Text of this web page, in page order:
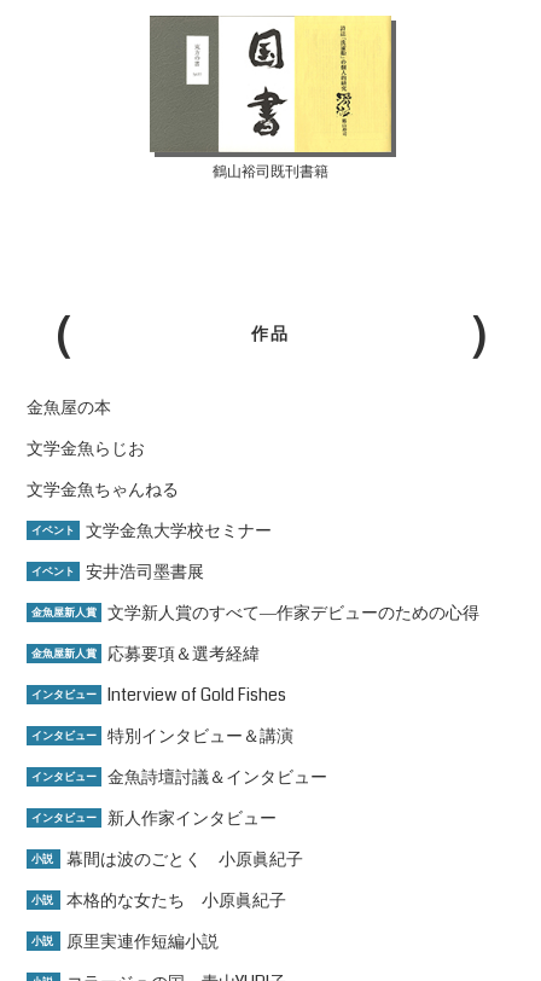
鶴山裕司既刊書籍
作品
金魚屋の本
文学金魚らじお
文学金魚ちゃんねる
イベント 文学金魚大学校セミナー
イベント 安井浩司墨書展
金魚屋新人賞 文学新人賞のすべて―作家デビューのための心得
金魚屋新人賞 応募要項＆選考経緯
インタビュー Interview of Gold Fishes
インタビュー 特別インタビュー＆講演
インタビュー 金魚詩壇討議＆インタビュー
インタビュー 新人作家インタビュー
小説 幕間は波のごとく 小原眞紀子
小説 本格的な女たち 小原眞紀子
小説 原里実連作短編小説